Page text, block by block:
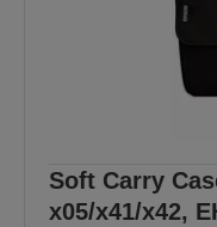
Soft Carry
x05/x41/x42,